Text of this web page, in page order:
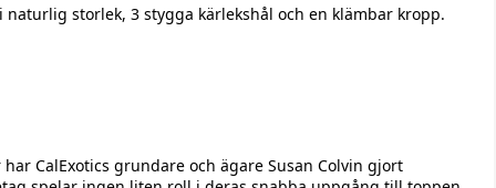
storlek, 3 stygga kärlekshål och en klämbar kropp.
CalExotics grundare och ägare Susan Colvin gjort